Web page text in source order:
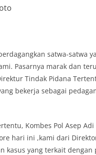
satwa-satwa
Pasarnya marak dan
Tindak Pidana
bekerja sebagai
Kombes Pol Asep
hari ini ,kami dari
kasus yang terkait